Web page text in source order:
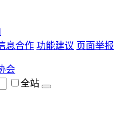
息合作 功能建议 页面举报
会
全站